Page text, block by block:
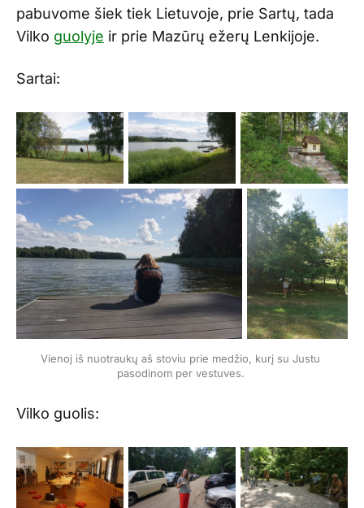
pabuvome šiek tiek Lietuvoje, prie Sartų, tada
Vilko guolyje ir prie Mazūrų ežerų Lenkijoje.
Sartai:
Vienoj iš nuotraukų aš stoviu prie medžio, kurį su Justu
pasodinom per vestuves.
Vilko guolis: